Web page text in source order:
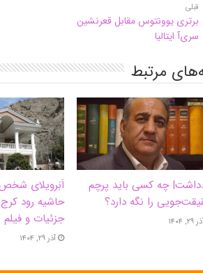
قبلی
برتری یوونتوس مقابل قعرنشین
سری‌آ ایتالیا
مرتبط
‌چه کسی باید پرچم
را نگه دارد؟
۲۹, ۱۴۰۴
اَبَر‌ویلای
حاشیه‌ رود
جزئیات و فیلم
آذر ۲۹, ۱۴۰۴